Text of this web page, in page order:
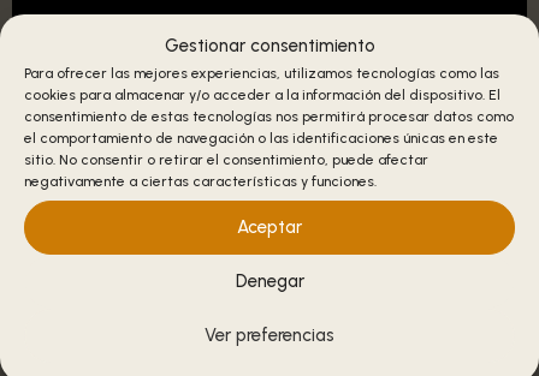
Gestionar consentimiento
Para ofrecer las mejores experiencias, utilizamos tecnologías como las
cookies para almacenar y/o acceder a la información del dispositivo. El
consentimiento de estas tecnologías nos permitirá procesar datos como
el comportamiento de navegación o las identificaciones únicas en este
sitio. No consentir o retirar el consentimiento, puede afectar
negativamente a ciertas características y funciones.
Aceptar
Denegar
Ver preferencias
D E